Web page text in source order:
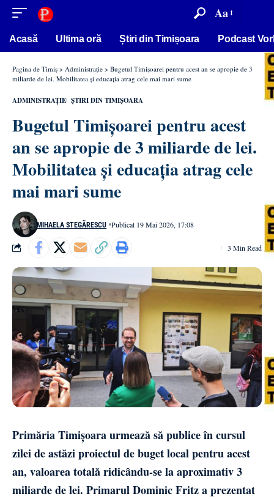
conținut Aa
Acasă Ultima oră Știri din Timișoara Podcast
Pagina de Timiș > Administrație > Bugetul Timișoarei pentru acest an se apropie de 3
miliarde de lei. Mobilitatea și educația atrag cele mai mari sume
ADMINISTRAȚIE ȘTIRI DIN TIMIȘOARA
Bugetul Timișoarei pentru acest
an se apropie de 3 miliarde de lei.
Mobilitatea și educația atrag cele
mai mari sume
MIHAELA STEGĂRESCU Publicat 19 Mai 2026, 17:08
3 Min Read
Primăria Timișoara urmează să publice în cursul
zilei de astăzi proiectul de buget local pentru acest
an, valoarea totală ridicându-se la aproximativ 3
miliarde de lei. Primarul Dominic Fritz a prezentat